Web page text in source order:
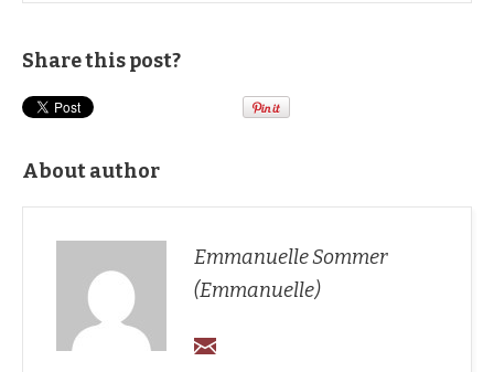
Share this post?
About author
Emmanuelle Sommer
(Emmanuelle)